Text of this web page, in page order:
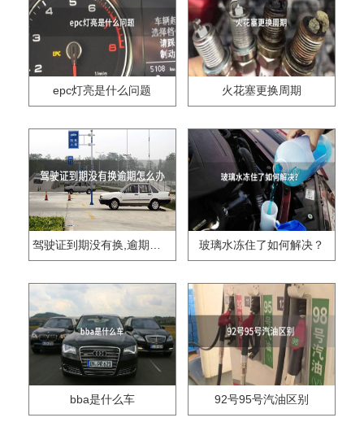
epc灯亮是什么问题 火花塞更换周期
驾驶证到期没有换,逾期怎么办?? 玻璃水冻住了如何解决？
bba是什么车 92号95号汽油区别